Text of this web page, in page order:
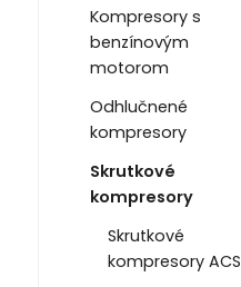
Kompresory s
benzínovým
motorom
Odhlučnené
kompresory
Skrutkové
kompresory
Skrutkové
kompresory ACS